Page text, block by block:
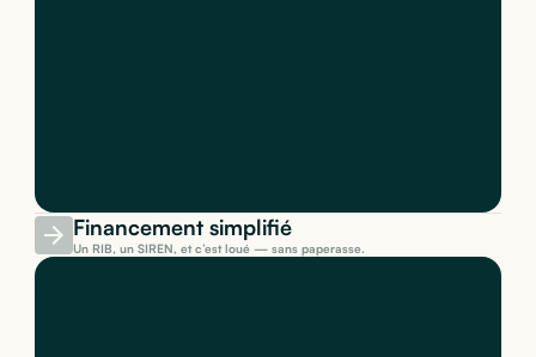
Financement simplifié
Un RIB, un SIREN, et c’est loué — sans paperasse.